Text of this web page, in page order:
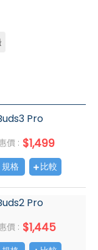
Pro
價 : $1,499
規格 比較
Pro
價 : $1,445